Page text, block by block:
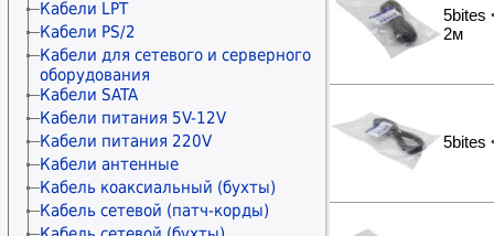
Коннекторы и колпачки
Модули и адаптеры
Keystone/Mosaic/Mini-Com
Патч-панели
Розетки сетевые внешние
Розетки сетевые
Рамки и монтажные элементы
Крепления для сетевого
оборудования
Кабельные каналы
Расходные материалы прочие
Материалы для обслуживания
принтеров
Чистящие средства
Кабели LPT
Кабели PS/2
Кабели для сетевого и серверного
оборудования
Кабели SATA
Кабели питания 5V-12V
Кабели питания 220V
Кабели антенные
Кабель коаксиальный (бухты)
Кабель сетевой (патч-корды)
5bites
2м
5bites